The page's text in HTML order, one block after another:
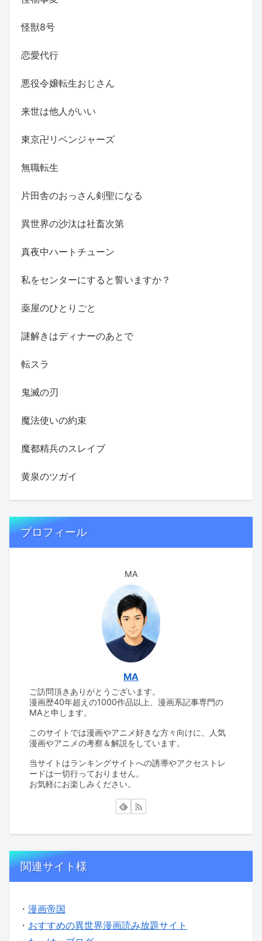
怪獣8号
恋愛代行
悪役令嬢転生おじさん
来世は他人がいい
東京卍リベンジャーズ
無職転生
片田舎のおっさん剣聖になる
異世界の沙汰は社畜次第
真夜中ハートチューン
私をセンターにすると誓いますか？
薬屋のひとりごと
謎解きはディナーのあとで
転スラ
鬼滅の刃
魔法使いの約束
魔都精兵のスレイブ
黄泉のツガイ
プロフィール
MA
MA
ご訪問頂きありがとうございます。
漫画歴40年超えの1000作品以上、漫画系記事専門の
MAと申します。
このサイトでは漫画やアニメ好きな方々向けに、人気
漫画やアニメの考察＆解説をしています。
当サイトはランキングサイトへの誘導やアクセストレ
ードは一切行っておりません。
お気軽にお楽しみください。
関連サイト様
・ 漫画帝国
・ おすすめの異世界漫画読み放題サイト